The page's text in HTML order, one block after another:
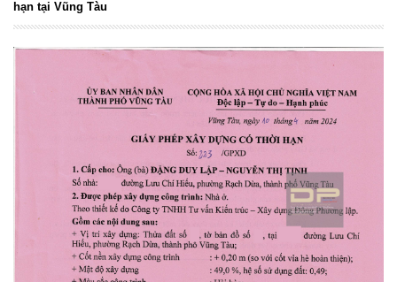
hạn tại Vũng Tàu